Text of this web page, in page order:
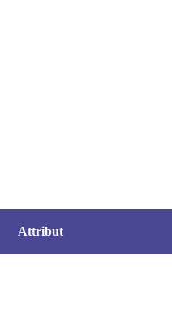
Attribut